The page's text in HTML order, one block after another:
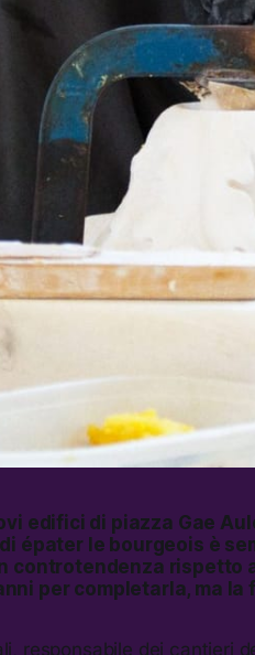
edifici di piazza Gae
épater le bourgeois è
controtendenza rispetto
per completarla, ma la
responsabile dei cantieri